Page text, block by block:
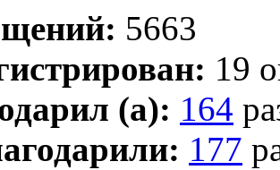
5663
19
(а): 164
177